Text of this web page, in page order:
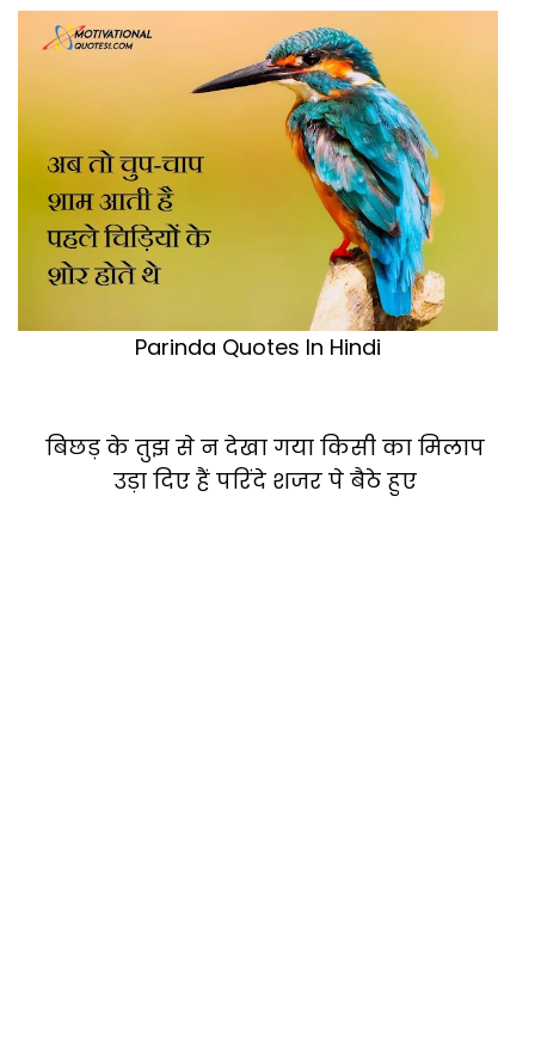
Parinda Quotes In Hindi
बिछड़ के तुझ से न देखा गया किसी का मिलाप
उड़ा दिए हैं परिंदे शजर पे बैठे हुए